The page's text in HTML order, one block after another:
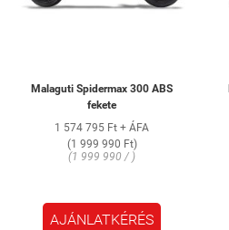
Malaguti Spidermax 300 ABS
fekete
1 574 795 Ft + ÁFA
(1 999 990 Ft)
(1 999 990 / )
AJÁNLATKÉRÉS